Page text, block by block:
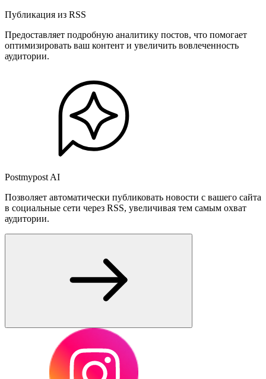
Публикация из RSS
Предоставляет подробную аналитику постов, что помогает
оптимизировать ваш контент и увеличить вовлеченность
аудитории.
Postmypost AI
Позволяет автоматически публиковать новости с вашего сайта
в социальные сети через RSS, увеличивая тем самым охват
аудитории.